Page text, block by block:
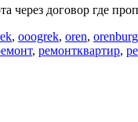
через договор где
, ooogrek, oren, orenburg
, ремонтквартир,